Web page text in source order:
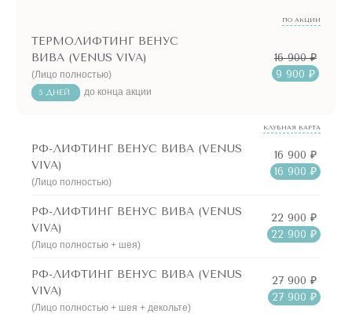
омоложения снаружи!
Мы идем в ногу со временем: процедура РФ-лифтинга на
аппарате Венус Вива (Venus Viva) в клинике Подружки
ПО АКЦИИ
ТЕРМОЛИФТИНГ ВЕНУС
ВИВА (VENUS VIVA)
(Лицо полностью)
5 ДНЕЙ до конца акции
16 900 ₽
9 900 ₽
КЛУБНАЯ КАРТА
РФ-ЛИФТИНГ ВЕНУС ВИВА (VENUS
VIVA)
(Лицо полностью)
16 900 ₽
16 900 ₽
РФ-ЛИФТИНГ ВЕНУС ВИВА (VENUS
VIVA)
(Лицо полностью + шея)
22 900 ₽
22 900 ₽
РФ-ЛИФТИНГ ВЕНУС ВИВА (VENUS
VIVA)
(Лицо полностью + шея + декольте)
27 900 ₽
27 900 ₽